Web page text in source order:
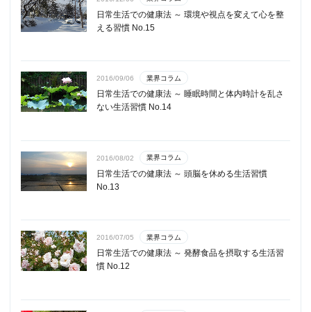
日常生活での健康法 ～ 環境や視点を変えて心を整
える習慣 No.15
2016/09/06 業界コラム
日常生活での健康法 ～ 睡眠時間と体内時計を乱さ
ない生活習慣 No.14
2016/08/02 業界コラム
日常生活での健康法 ～ 頭脳を休める生活習慣
No.13
2016/07/05 業界コラム
日常生活での健康法 ～ 発酵食品を摂取する生活習
慣 No.12